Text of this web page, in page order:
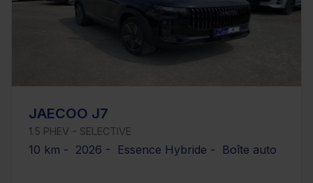
JAECOO J7
1.5 PHEV - SELECTIVE
10 km - 2026 - Essence Hybride - Boîte auto